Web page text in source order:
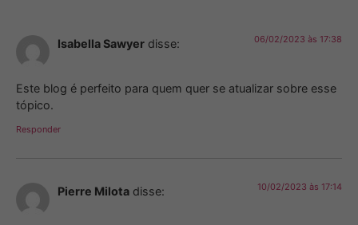
Isabella Sawyer disse: 06/02/2023 às 17:38
Este blog é perfeito para quem quer se atualizar sobre esse
tópico.
Responder
Pierre Milota disse: 10/02/2023 às 17:14